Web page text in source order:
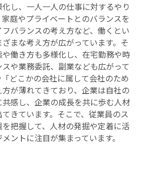
し、一人一人の仕事に対するやり
庭やプライベートとのバランスを
バランスの考え方など、働くとい
まな考え方が広がっています。そ
働き方も多様化し、在宅勤務や時
や業務委託、副業なども広がって
どこかの会社に属して会社のため
が薄れてきており、企業は自社の
感し、企業の成長を共に歩む人材
きています。そこで、従業員のス
把握して、人材の発掘や定着に活
ントに注目が集まっています。